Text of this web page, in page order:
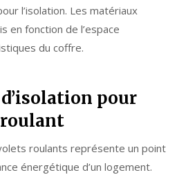
l’isolation. Les matériaux
en fonction de l’espace
du coffre.
pour
roulants représente un point
énergétique d’un logement.